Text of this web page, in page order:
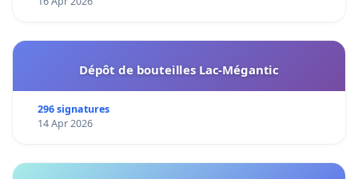
Dépôt de bouteilles Lac-Mégantic
296 signatures
14 Apr 2026